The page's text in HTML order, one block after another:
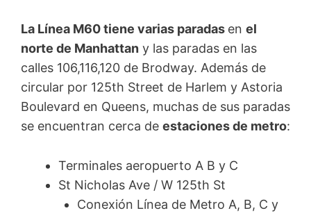
La Línea M60 tiene varias paradas en el
norte de Manhattan y las paradas en las
calles 106,116,120 de Brodway. Además de
circular por 125th Street de Harlem y Astoria
Boulevard en Queens, muchas de sus paradas
se encuentran cerca de estaciones de metro:
Terminales aeropuerto A B y C
St Nicholas Ave / W 125th St
Conexión Línea de Metro A, B, C y